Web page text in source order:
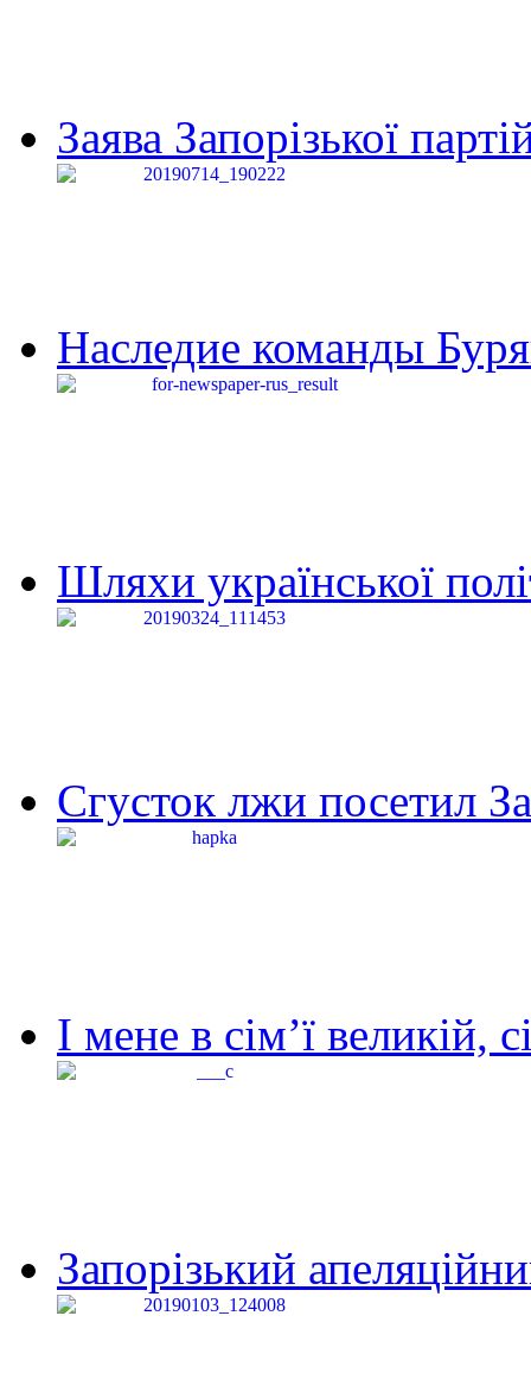
Заява Запорізької
Наследие команды
Шляхи української
Сгусток лжи посетил
І мене в сім’ї великій,
Запорізький